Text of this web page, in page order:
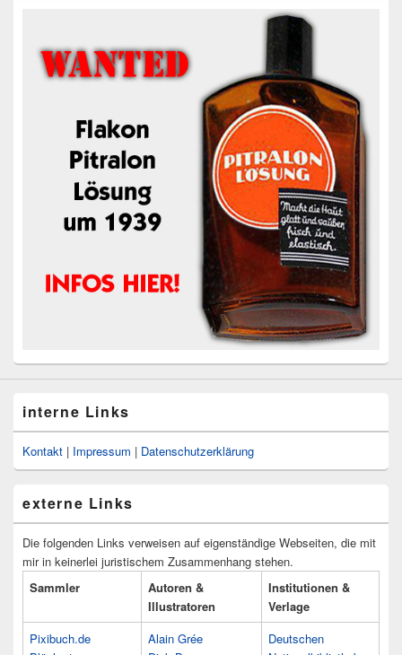
interne Links
Kontakt | Impressum | Datenschutzerklärung
externe Links
Die folgenden Links verweisen auf eigenständige Webseiten, die mit
mir in keinerlei juristischem Zusammenhang stehen.
Sammler
Autoren &
Illustratoren
Institutionen &
Verlage
Pixibuch.de
Alain Grée
Deutschen